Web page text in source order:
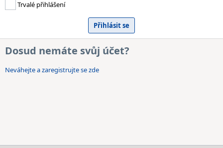
Trvalé přihlášení
Dosud nemáte svůj účet?
Neváhejte a zaregistrujte se zde